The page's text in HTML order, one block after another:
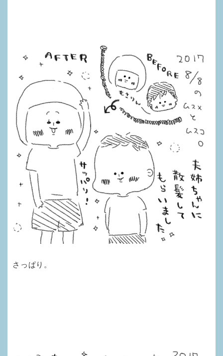
さっぱり。